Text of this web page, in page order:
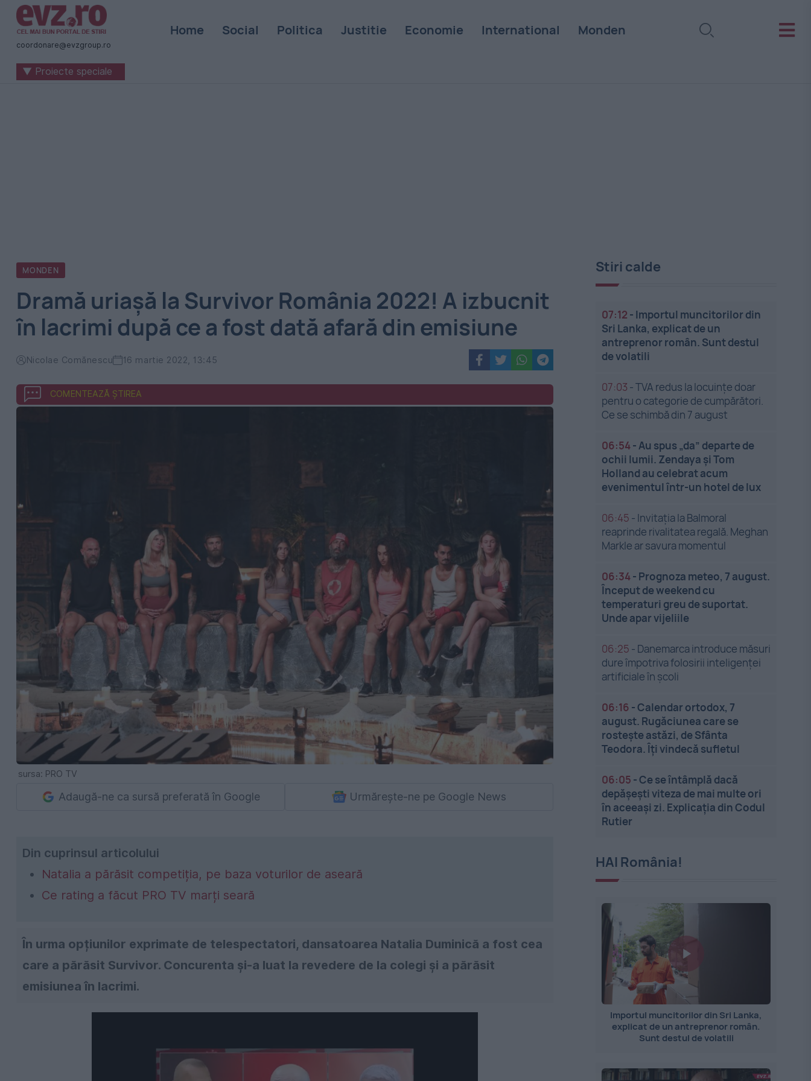
Știri
naționale
internaționale
coordonare@evzgroup.ro
Home Social Politica Justitie Economie International Monden
▼ Proiecte speciale
MONDEN
Dramă uriaşă la Survivor România 2022! A izbucnit
în lacrimi după ce a fost dată afară din emisiune
Nicolae Comănescu 16 martie 2022, 13:45
COMENTEAZĂ ȘTIREA
sursa: PRO TV
Adaugă-ne ca sursă preferată în Google Urmărește-ne pe Google News
Din cuprinsul articolului
Natalia a părăsit competiția, pe baza voturilor de aseară
Ce rating a făcut PRO TV marți seară
În urma opțiunilor exprimate de telespectatori, dansatoarea Natalia Duminică a fost cea
care a părăsit Survivor. Concurenta și-a luat la revedere de la colegi și a părăsit
emisiunea în lacrimi.
Stiri calde
07:12 - Importul muncitorilor din
Sri Lanka, explicat de un
antreprenor român. Sunt destul
de volatili
07:03 -TVA redus la locuințe doar
pentru o categorie de cumpărători.
Ce se schimbă din 7 august
06:54-Au spus „da” departe de
ochii lumii. Zendaya și Tom
Holland au celebrat acum
evenimentul într-un hotel de lux
06:45 - Invitația la Balmoral
reaprinde rivalitatea regală. Meghan
Markle ar savura momentul
06:34- Prognoza meteo, 7 august.
Început de weekend cu
temperaturi greu de suportat.
Unde apar vijeliile
06:25 - Danemarca introduce măsuri
dure împotriva folosirii inteligenței
artificiale în școli
06:16 -Calendar ortodox, 7
august. Rugăciunea care se
rostește astăzi, de Sfânta
Teodora. Îți vindecă sufletul
06:05 -Ce se întâmplă dacă
depășești viteza de mai multe ori
în aceeași zi. Explicația din Codul
Rutier
HAI România!
Importul muncitorilor din Sri Lanka,
explicat de un antreprenor român.
Sunt destul de volatili